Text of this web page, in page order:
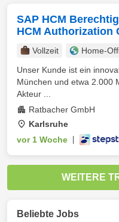
SAP HCM
HCM Authorization
Vollzeit Home-
Unser Kunde ist ein
München und etwa 2.000
Akteur ...
Ratbacher GmbH
Karlsruhe
vor 1 Woche
WEITERE
Beliebte Jobs